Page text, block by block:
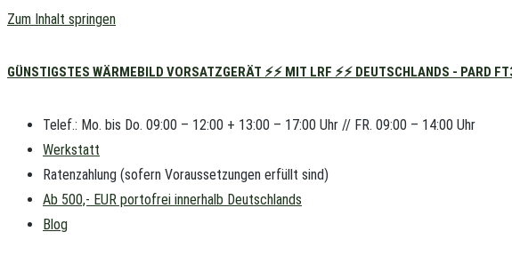
Zum Inhalt springen
GÜNSTIGSTES WÄRMEBILD VORSATZGERÄT ⚡⚡ MIT LRF ⚡⚡ DEUTSCHLANDS - PARD
Telef.: Mo. bis Do. 09:00 – 12:00 + 13:00 – 17:00 Uhr // FR. 09:00 – 14:00 Uhr
Werkstatt
Ratenzahlung (sofern Voraussetzungen erfüllt sind)
Ab 500,- EUR portofrei innerhalb Deutschlands
Blog